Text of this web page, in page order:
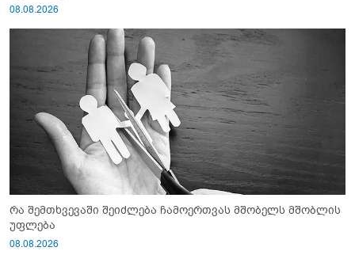
08.08.2026
რა შემთხვევაში შეიძლება ჩამოერთვას მშობელს მშობლის
უფლება
08.08.2026